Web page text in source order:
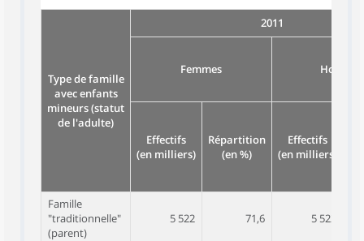
Type de famille
avec enfants
mineurs (statut
de l'adulte)
2011
Femmes Hommes
Effectifs
(en milliers)
Répartition
(en %)
Effectifs
(en milliers)
Famille
"traditionnelle"
(parent)
5 522 71,6 5 522